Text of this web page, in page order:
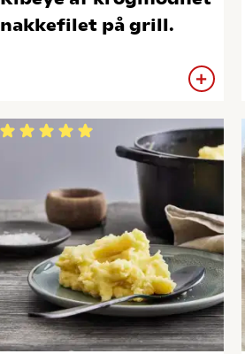
nakkefilet på grill.